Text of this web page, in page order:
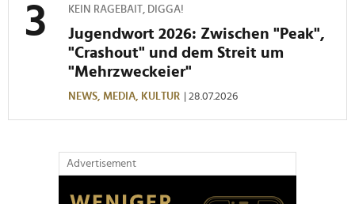
KEIN RAGEBAIT, DIGGA!
Jugendwort 2026: Zwischen "Peak",
"Crashout" und dem Streit um
"Mehrzweckeier"
NEWS, MEDIA, KULTUR | 28.07.2026
Advertisement